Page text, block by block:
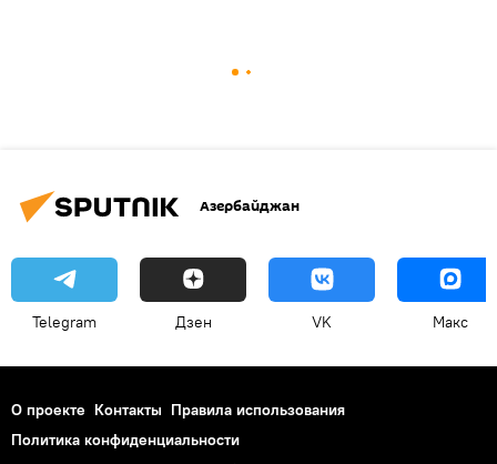
Азербайджан
Telegram Дзен VK Макс
О проекте Контакты Правила использования
Политика конфиденциальности